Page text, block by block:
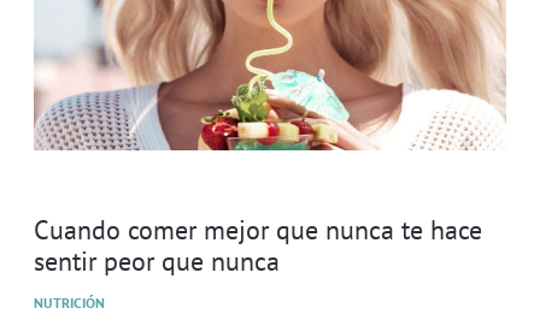
Cuando comer mejor que nunca te hace
sentir peor que nunca
NUTRICIÓN